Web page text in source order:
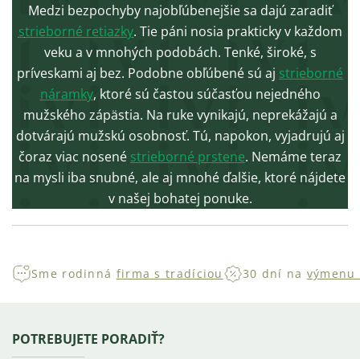
Medzi bezpochyby najobľúbenejšie sa dajú zaradiť
strieborné retiazky. Tie páni nosia prakticky v každom
veku a v mnohých podobách. Tenké, široké, s
príveskami aj bez. Podobne obľúbené sú aj strieborné
náramky, ktoré sú častou súčasťou nejedného
mužského zápästia. Na ruke vynikajú, neprekážajú a
dotvárajú mužskú osobnosť. Tú, napokon, vyjadrujú aj
čoraz viac nosené strieborné prstene. Nemáme teraz
na mysli iba snubné, ale aj mnohé ďalšie, ktoré nájdete
v našej bohatej ponuke.
Sme rodinná firma s tradíciou 30 dní na
Zápätie
POTREBUJETE PORADIŤ?